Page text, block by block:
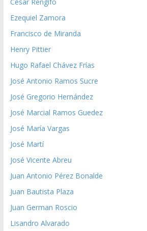
Ezequiel Zamora
Francisco de Miranda
Henry Pittier
Hugo Rafael Chávez Frías
José Antonio Ramos Sucre
José Gregorio Hernández
José Marcial Ramos Guedez
José María Vargas
José Martí
José Vicente Abreu
Juan Antonio Pérez Bonalde
Juan Bautista Plaza
Juan German Roscio
Lisandro Alvarado